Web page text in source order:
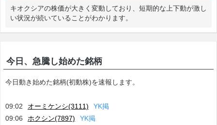
キオクシアの株価が大きく変動しており、短期的な上下動が激し
い状況が続いていることがわかります。
今日、急騰し始めた銘柄
今日動き始めた銘柄(初動株)を速報します。
09:02 オーミケンシ(3111) YK掲
09:06
ホクシン(7897) YK掲